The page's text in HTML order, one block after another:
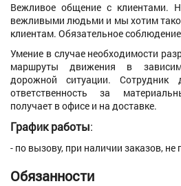
Вежливое общение с клиентами.
вежливыми людьми и мы хотим
клиентам. Обязательное
Умение в случае необходимости
маршруты движения в
дорожной ситуации. Сотрудник
ответственность за
получает в офисе и на доставке.
График работы:
- по вызову, при наличии заказов,
Обязанности